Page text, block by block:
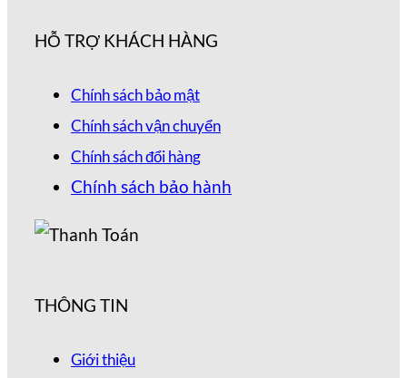
HỖ TRỢ KHÁCH HÀNG
Chính sách bảo mật
Chính sách vận chuyển
Chính sách đổi hàng
Chính sách bảo hành
THÔNG TIN
Giới thiệu